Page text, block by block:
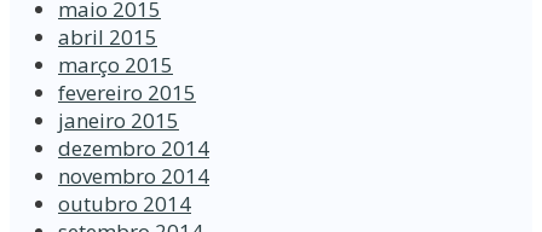
maio 2015
abril 2015
março 2015
fevereiro 2015
janeiro 2015
dezembro 2014
novembro 2014
outubro 2014